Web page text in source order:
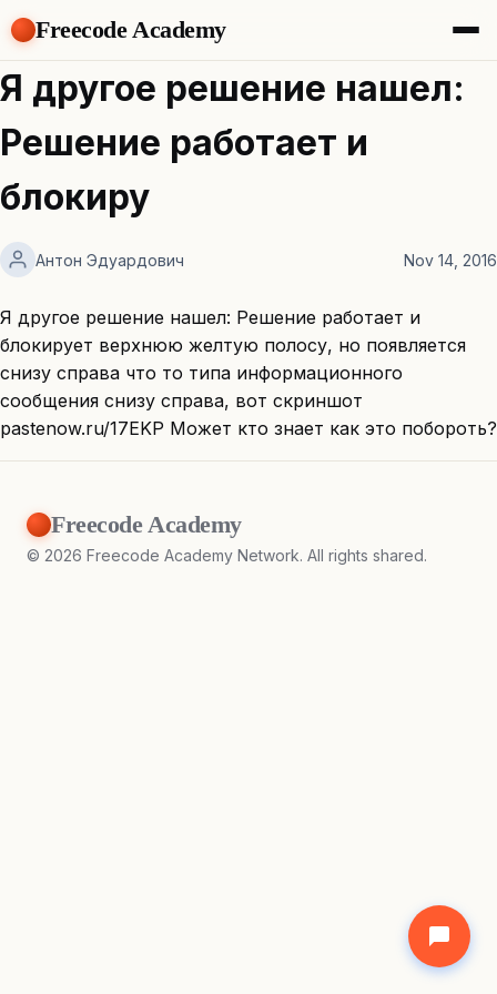
Freecode Academy
About
Members
Teams
Offers
Projects
Tasks
Get Access
Я другое решение нашел:
Решение работает и
блокиру
Антон Эдуардович Nov 14, 2016
Я другое решение нашел: Решение работает и
блокирует верхнюю желтую полосу, но появляется
снизу справа что то типа информационного
сообщения снизу справа, вот скриншот
pastenow.ru/17EKP Может кто знает как это побороть?
Freecode Academy
© 2026 Freecode Academy Network. All rights shared.